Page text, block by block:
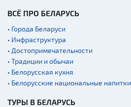
ВСЁ ПРО БЕЛАРУСЬ
• Города Беларуси
• Инфраструктура
• Достопримечательности
• Традиции и обычаи
• Белорусская кухня
• Белорусские национальные напитки
ТУРЫ В БЕЛАРУСЬ